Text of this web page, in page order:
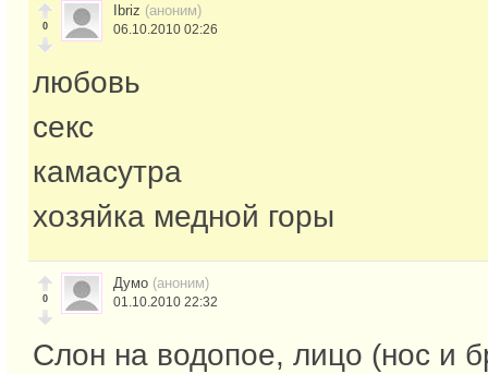
0
Ibriz (аноним)
06.10.2010 02:26
любовь
секс
камасутра
хозяйка медной горы
0
Думо (аноним)
01.10.2010 22:32
Слон на водопое, лицо (нос и